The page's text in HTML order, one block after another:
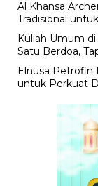
Al Khansa
Tradisional
Kuliah Umum
Satu Berdoa,
Elnusa Petrofin
untuk Perkuat